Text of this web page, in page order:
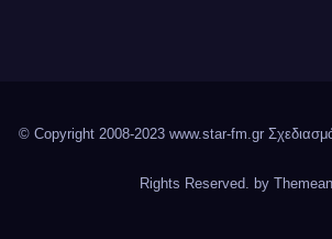
© Copyright 2008-2023 www.star-fm.gr
Rights Reserved. by